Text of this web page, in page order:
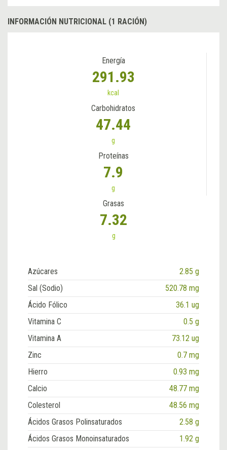
INFORMACIÓN NUTRICIONAL (1 RACIÓN)
Energía
291.93
kcal
Carbohidratos
47.44
g
Proteínas
7.9
g
Grasas
7.32
g
Azúcares
2.85 g
Sal (Sodio)
520.78 mg
Ácido Fólico
36.1 ug
Vitamina C
0.5 g
Vitamina A
73.12 ug
Zinc
0.7 mg
Hierro
0.93 mg
Calcio
48.77 mg
Colesterol
48.56 mg
Ácidos Grasos Polinsaturados
2.58 g
Ácidos Grasos Monoinsaturados
1.92 g